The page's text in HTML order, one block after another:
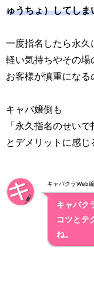
ゅうちょ）してしま
一度指名したら永久
軽い気持ちやその場
お客様が慎重になる
キャバ嬢側も
「永久指名のせい
とデメリットに感じ
キャバクラWeb
キャバク
コツとテ
ね。